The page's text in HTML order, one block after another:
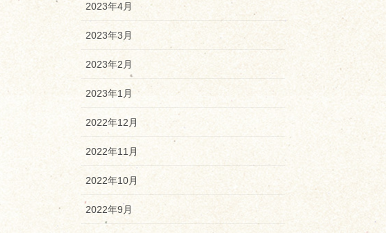
2023年4月
2023年3月
2023年2月
2023年1月
2022年12月
2022年11月
2022年10月
2022年9月